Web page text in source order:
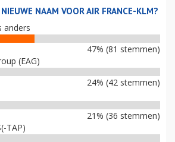
NAAM VOOR AIR FRANCE-KLM?
anders
47% (81 stemmen)
(EAG)
24% (42 stemmen)
21% (36 stemmen)
TAP)